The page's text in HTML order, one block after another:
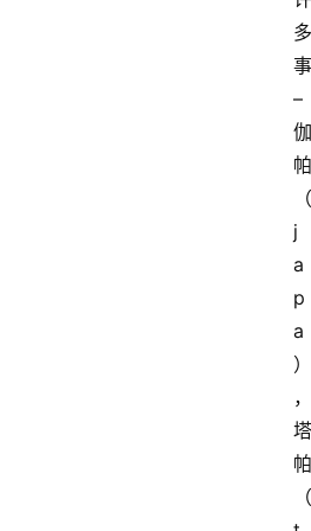
多
事
–
伽
帕
（
j
a
p
a
）
，
塔
帕
（